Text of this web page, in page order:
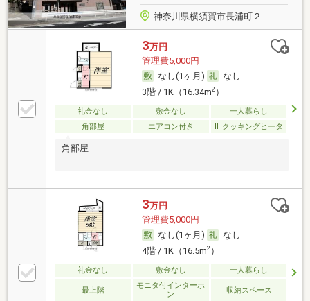
神奈川県横須賀市長浦町２
3万円
管理費5,000円
なし(1ヶ月)
なし
3階 / 1K（16.34m2）
礼金なし 敷金なし
一人暮らし
角部屋
エアコン付き IHクッキングヒータ
角部屋
3万円
管理費5,000円
なし(1ヶ月)
なし
4階 / 1K（16.5m2）
礼金なし 敷金なし 一人暮らし
最上階
モニタ付インターホ
ン
収納スペース